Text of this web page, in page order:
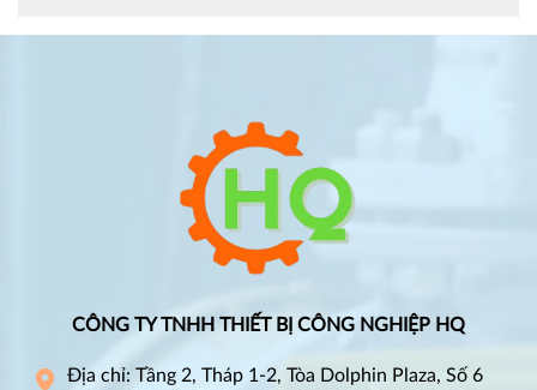
CÔNG TY TNHH THIẾT BỊ CÔNG NGHIỆP HQ
Địa chỉ: Tầng 2, Tháp 1-2, Tòa Dolphin Plaza, Số 6